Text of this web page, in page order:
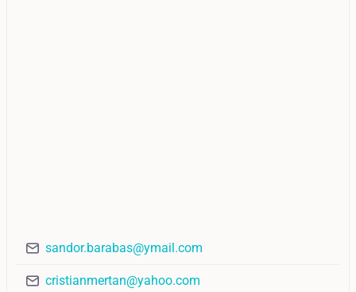
sandor.barabas@ymail.com
cristianmertan@yahoo.com